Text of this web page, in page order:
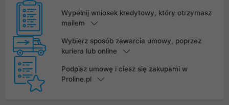
Wypełnij wniosek kredytowy, który otrzymasz
mailem
Wybierz sposób zawarcia umowy, poprzez
kuriera lub online
Podpisz umowę i ciesz się zakupami w
Proline.pl